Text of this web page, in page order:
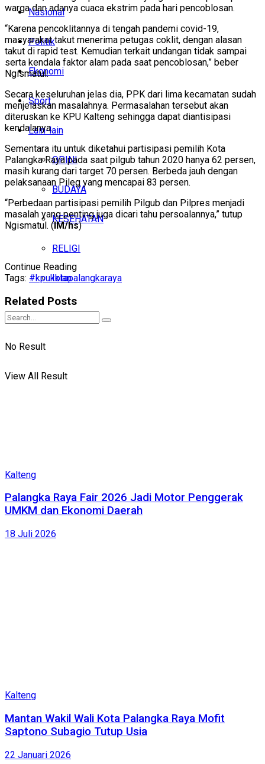
Nasional
Politik
Ekonomi
Sport
Lain-lain
OPINI
BUDAYA
KESEHATAN
RELIGI
Iklan
No Result
View All Result
warga dan adanya cuaca ekstrim pada hari pencoblosan.
“Karena pencoklitannya di tengah pandemi covid-19,
masyarakat takut menerima petugas coklit, dengan alasan
takut di rapid test. Kemudian terkait undangan tidak sampai
serta kendala faktor alam pada saat pencoblosan,” beber
Ngismatul.
Secara keseluruhan jelas dia, PPK dari lima kecamatan sudah
menjelaskan masalahnya. Permasalahan tersebut akan
diteruskan ke KPU Kalteng sehingga dapat diantisipasi
kendalanya.
Sementara itu untuk diketahui partisipasi pemilih Kota
Palangka Raya pada saat pilgub tahun 2020 hanya 62 persen,
masih kurang dari target 70 persen. Berbeda jauh dengan
pelaksanaan Pileg yang mencapai 83 persen.
“Perbedaan partisipasi pemilih Pilgub dan Pilpres menjadi
masalah yang penting juga dicari tahu persoalannya,” tutup
Ngismatul. (IM/hs)
Continue Reading
Tags: #kpukotapalangkaraya
Related Posts
Kalteng
Palangka Raya Fair 2026 Jadi Motor Penggerak
UMKM dan Ekonomi Daerah
18 Juli 2026
Kalteng
Mantan Wakil Wali Kota Palangka Raya Mofit
Saptono Subagio Tutup Usia
22 Januari 2026